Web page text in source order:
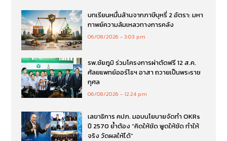
บทเรียนหมื่นล้านจากภาษีบุหรี่ 2 อัตรา: มหา
กาพย์ความล้มเหลวทางการคลัง
06/08/2026 3:03 pm
รพ.ชัยภูมิ ร่วมโครงการผ่าตัดฟรี 12 ส.ค.
ศัลยแพทย์ออร์โธฯ อาสา ถวายเป็นพระราช
กุศล
06/08/2026 12:24 pm
เลขาธิการ คปภ. มอบนโยบายจัดทำ OKRs
ปี 2570 ย้ำต้อง “คิดให้ชัด พูดให้ชัด ทำให้
จริง วัดผลให้ได้”